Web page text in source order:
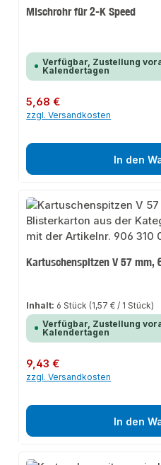
Mischrohr für 2-K Speed
Verfügbar, Zustellung
Kalendertagen
Regulärer Preis:
5,68 €
zzgl. Versandkosten
In den
Kartuschenspitzen V 57
Inhalt: 6 Stück (1,57 € / 1 Stück)
Verfügbar, Zustellung
Kalendertagen
Regulärer Preis:
9,43 €
zzgl. Versandkosten
In den